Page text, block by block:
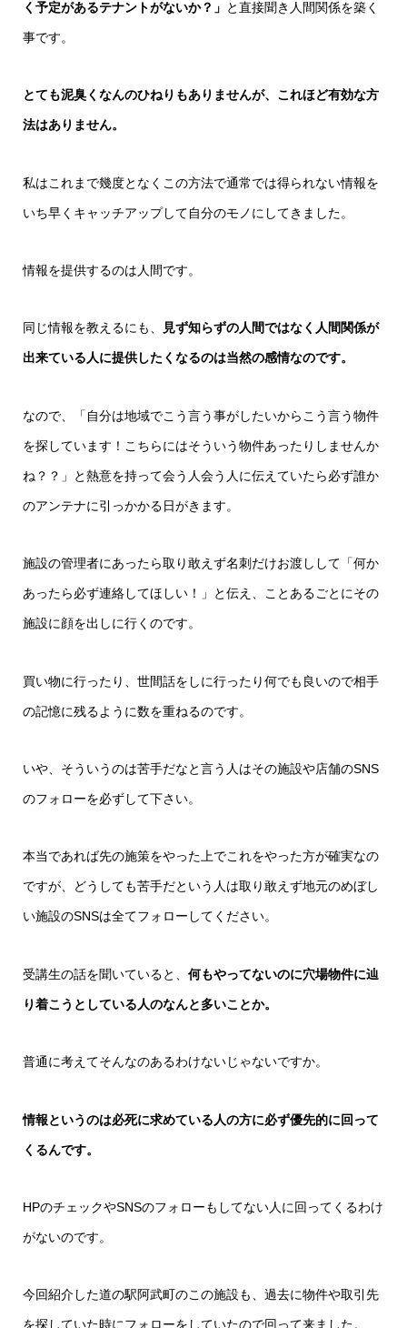
く予定があるテナントがないか？」 と直接聞き人間関係を築く
事です。
とても泥臭くなんのひねりもありませんが、これほど有効な方
法はありません。
私はこれまで幾度となくこの方法で通常では得られない情報を
いち早くキャッチアップして自分のモノにしてきました。
情報を提供するのは人間です。
同じ情報を教えるにも、 見ず知らずの人間ではなく人間関係が
出来ている人に提供したくなるのは当然の感情なのです。
なので、「自分は地域でこう言う事がしたいからこう言う物件
を探しています！こちらにはそういう物件あったりしませんか
ね？？」と熱意を持って会う人会う人に伝えていたら必ず誰か
のアンテナに引っかかる日がきます。
施設の管理者にあったら取り敢えず名刺だけお渡しして「何か
あったら必ず連絡してほしい！」と伝え、ことあるごとにその
施設に顔を出しに行くのです。
買い物に行ったり、世間話をしに行ったり何でも良いので相手
の記憶に残るように数を重ねるのです。
いや、そういうのは苦手だなと言う人はその施設や店舗のSNS
のフォローを必ずして下さい。
本当であれば先の施策をやった上でこれをやった方が確実なの
ですが、どうしても苦手だという人は取り敢えず地元のめぼし
い施設のSNSは全てフォローしてください。
受講生の話を聞いていると、 何もやってないのに穴場物件に辿
り着こうとしている人のなんと多いことか。
普通に考えてそんなのあるわけないじゃないですか。
情報というのは必死に求めている人の方に必ず優先的に回って
くるんです。
HPのチェックやSNSのフォローもしてない人に回ってくるわけ
がないのです。
今回紹介した道の駅阿武町のこの施設も、過去に物件や取引先
を探していた時にフォローをしていたので回って来ました。